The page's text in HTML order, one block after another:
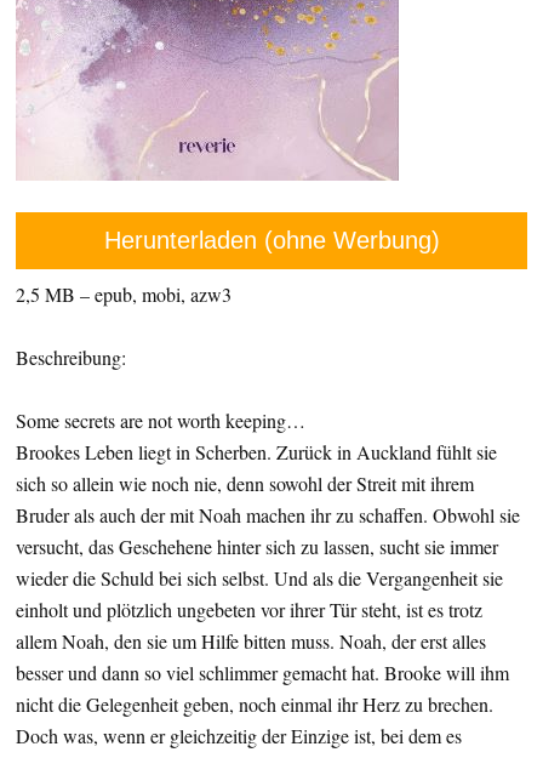
Herunterladen (ohne Werbung)
2,5 MB – epub, mobi, azw3
Beschreibung:
Some secrets are not worth keeping…
Brookes Leben liegt in Scherben. Zurück in Auckland fühlt sie
sich so allein wie noch nie, denn sowohl der Streit mit ihrem
Bruder als auch der mit Noah machen ihr zu schaffen. Obwohl sie
versucht, das Geschehene hinter sich zu lassen, sucht sie immer
wieder die Schuld bei sich selbst. Und als die Vergangenheit sie
einholt und plötzlich ungebeten vor ihrer Tür steht, ist es trotz
allem Noah, den sie um Hilfe bitten muss. Noah, der erst alles
besser und dann so viel schlimmer gemacht hat. Brooke will ihm
nicht die Gelegenheit geben, noch einmal ihr Herz zu brechen.
Doch was, wenn er gleichzeitig der Einzige ist, bei dem es